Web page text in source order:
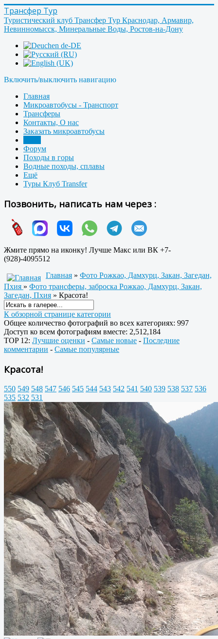
Трансфер Тур
Туристический клуб Трансфер Тур Краснодар, Армавир,
Невинномысск, Минеральные Воды, Ростов-на-Дону
Включить/выключить навигацию
Главная
Микроавтобусы - Транспорт
Трансферы
Контакты, О нас
Заказать микроавтобусы
Форум
Походы в горы
Водные походы, сплавы
Ещё
Туры Клуб Transfer
Позвонить, написать нам через :
Жмите прямо на иконку! Лучше Макс или ВК +7-
(928)-4095512
Главная » Фото Рожкао, Дамхурц, Закан, Загедан,
Пхия » Фото трансферы, заброска Рожкао, Дамхурц, Закан,
Загедан, Пхия » Красота!
К обзорной странице категории
Общее количество фотографий во всех категориях: 997
Доступ ко всем фотографиям вместе: 2,512,184
TOP 12: Лучшие оценки - Самые новые - Последние
комментарии - Самые популярные
Красота!
550 549 548 547 546 545 544 543 542 541 540 539 538 537 536
535 532 531